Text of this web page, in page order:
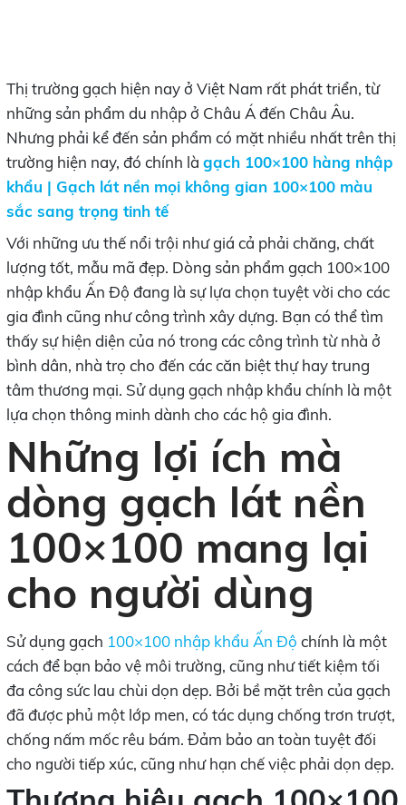
Thị trường gạch hiện nay ở Việt Nam rất phát triển, từ
những sản phẩm du nhập ở Châu Á đến Châu Âu.
Nhưng phải kể đến sản phẩm có mặt nhiều nhất trên thị
trường hiện nay, đó chính là gạch 100×100 hàng nhập
khẩu | Gạch lát nền mọi không gian 100×100 màu
sắc sang trọng tinh tế
Với những ưu thế nổi trội như giá cả phải chăng, chất
lượng tốt, mẫu mã đẹp. Dòng sản phẩm gạch 100×100
nhập khẩu Ấn Độ đang là sự lựa chọn tuyệt vời cho các
gia đình cũng như công trình xây dựng. Bạn có thể tìm
thấy sự hiện diện của nó trong các công trình từ nhà ở
bình dân, nhà trọ cho đến các căn biệt thự hay trung
tâm thương mại. Sử dụng gạch nhập khẩu chính là một
lựa chọn thông minh dành cho các hộ gia đình.
Những lợi ích mà
dòng gạch lát nền
100×100 mang lại
cho người dùng
Sử dụng gạch 100×100 nhập khẩu Ấn Độ chính là một
cách để bạn bảo vệ môi trường, cũng như tiết kiệm tối
đa công sức lau chùi dọn dẹp. Bởi bề mặt trên của gạch
đã được phủ một lớp men, có tác dụng chống trơn trượt,
chống nấm mốc rêu bám. Đảm bảo an toàn tuyệt đối
cho người tiếp xúc, cũng như hạn chế việc phải dọn dẹp.